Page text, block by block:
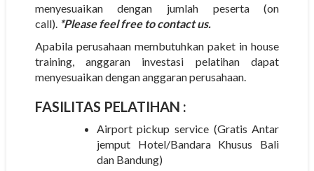
menyesuaikan dengan jumlah peserta (on
call). *Please feel free to contact us.
Apabila perusahaan membutuhkan paket in house
training, anggaran investasi pelatihan dapat
menyesuaikan dengan anggaran perusahaan.
FASILITAS PELATIHAN :
Airport pickup service (Gratis Antar
jemput Hotel/Bandara Khusus Bali
dan Bandung)